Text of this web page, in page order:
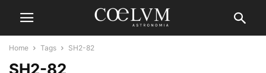
Home Tags SH2-82
SH2-82